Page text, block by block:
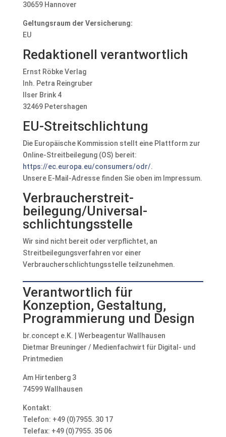
30659 Hannover
Geltungsraum der Versicherung:
EU
Redaktionell verantwortlich
Ernst Röbke Verlag
Inh. Petra Reingruber
Ilser Brink 4
32469 Petershagen
EU-Streitschlichtung
Die Europäische Kommission stellt eine Plattform zur
Online-Streitbeilegung (OS) bereit:
https://ec.europa.eu/consumers/odr/.
Unsere E-Mail-Adresse finden Sie oben im Impressum.
Verbraucher­streit­
beilegung/Universal­
schlichtungs­stelle
Wir sind nicht bereit oder verpflichtet, an
Streitbeilegungsverfahren vor einer
Verbraucherschlichtungsstelle teilzunehmen.
Verantwortlich für
Konzeption, Gestaltung,
Programmierung und Design
br.concept e.K. | Werbeagentur Wallhausen
Dietmar Breuninger / Medienfachwirt für Digital- und
Printmedien
Am Hirtenberg 3
74599 Wallhausen
Kontakt:
Telefon: +49 (0)7955. 30 17
Telefax: +49 (0)7955. 35 06